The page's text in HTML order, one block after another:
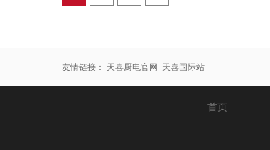
友情链接： 天喜厨电官网 天喜国际站
首页